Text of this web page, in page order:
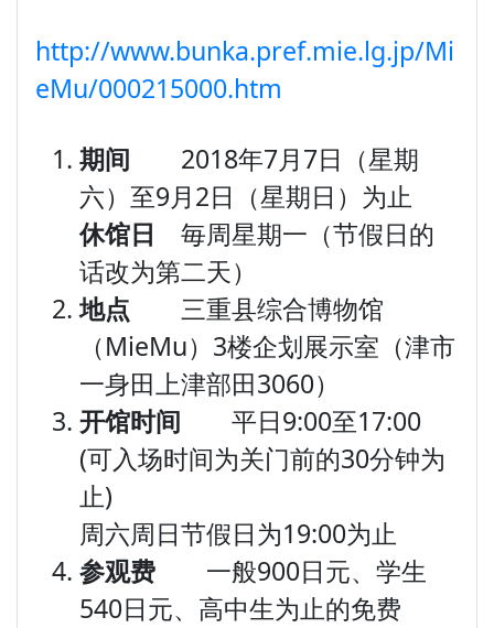
http://www.bunka.pref.mie.lg.jp/Mi
eMu/000215000.htm
期间 2018年7月7日（星期
六）至9月2日（星期日）为止
休馆日 毎周星期一（节假日的
话改为第二天）
地点
三重县综合博物馆
（MieMu）3楼企划展示室（津市
一身田上津部田3060）
开馆时间 平日9:00至17:00
(可入场时间为关门前的30分钟为
止)
周六周日节假日为19:00为止
参观费 一般900日元、学生
540日元、高中生为止的免费